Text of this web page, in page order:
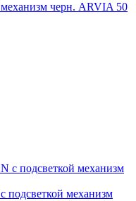
черн. ARVIA 50
механизм